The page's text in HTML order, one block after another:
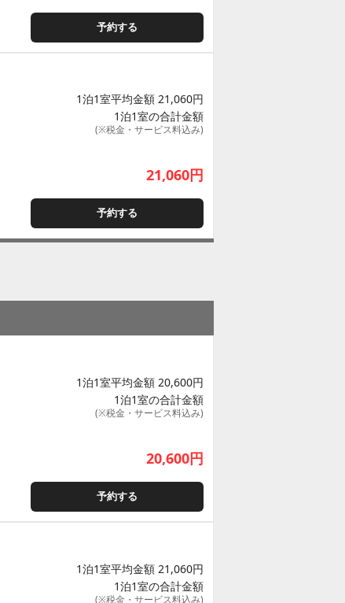
予約する
1泊1室平均金額 21,060円
1泊1室の合計金額
(※税金・サービス料込み)
21,060円
予約する
1泊1室平均金額 20,600円
1泊1室の合計金額
(※税金・サービス料込み)
20,600円
予約する
1泊1室平均金額 21,060円
1泊1室の合計金額
(※税金・サービス料込み)